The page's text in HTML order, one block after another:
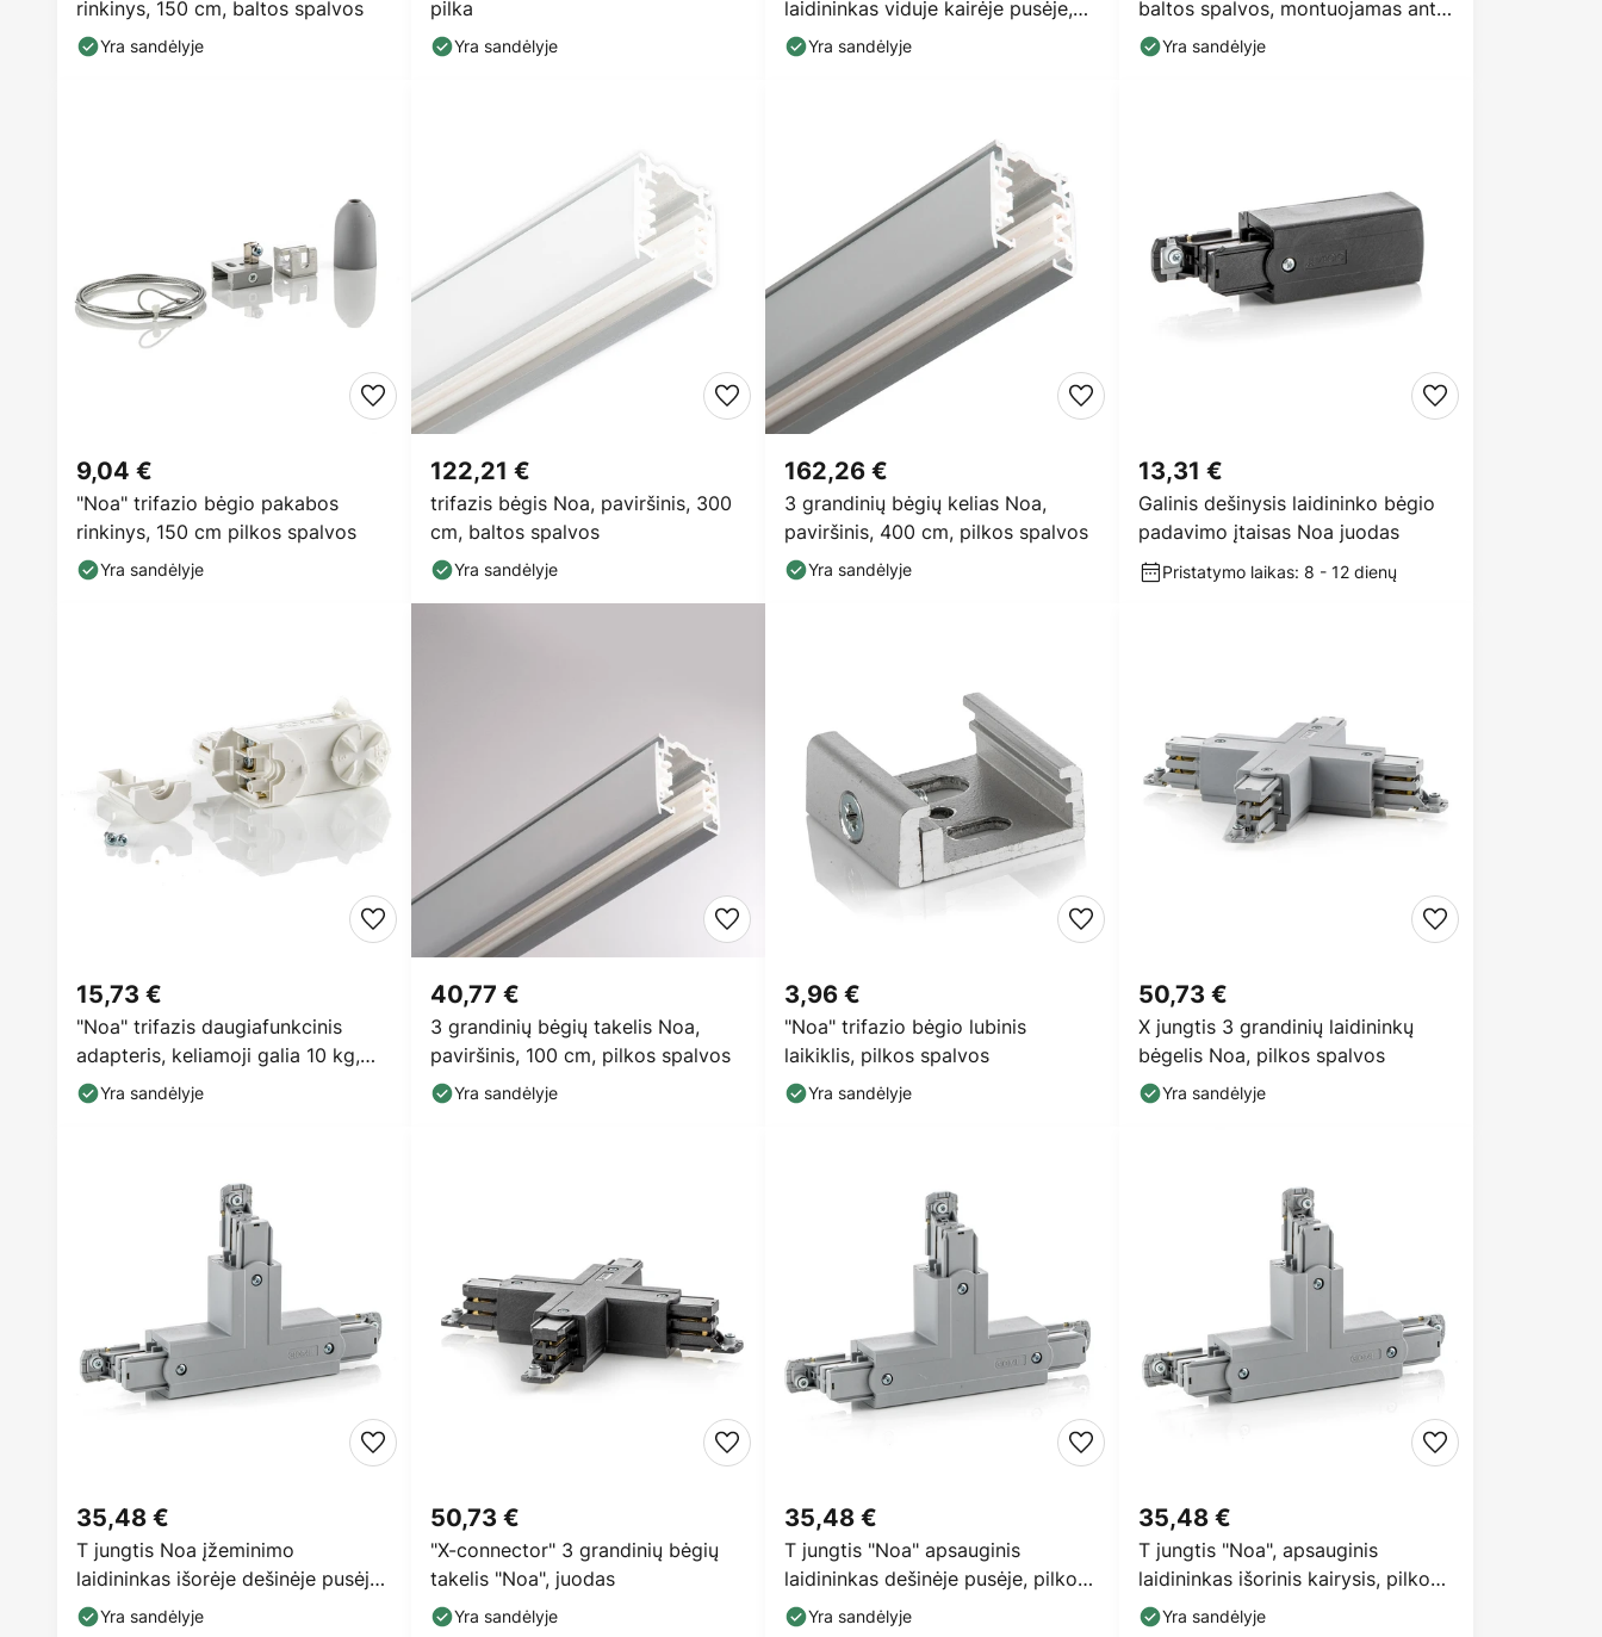
rinkinys, 150 cm, baltos spalvos
Yra sandėlyje
pilka
Yra sandėlyje
laidininkas viduje kairėje pusėje,
pilkos spalvos
Yra sandėlyje
baltos spalvos, montuojamas ant
lubųYra sandėlyje
"Noa" trifazio bėgio pakabos
rinkinys, 150 cm pilkos spalvos
9,04 €
Yra sandėlyje
trifazis bėgis Noa, paviršinis, 300
cm, baltos spalvos
122,21 €
Yra sandėlyje
3 grandinių bėgių kelias Noa,
paviršinis, 400 cm, pilkos spalvos
162,26 €
Yra sandėlyje
Galinis dešinysis laidininko bėgio
padavimo įtaisas Noa juodas
13,31 €
Pristatymo laikas: 8 - 12 dienų
"Noa" trifazis daugiafunkcinis
adapteris, keliamoji galia 10 kg,
baltos
15,73 €
Yra sandėlyje
3 grandinių bėgių takelis Noa,
paviršinis, 100 cm, pilkos spalvos
40,77 €
Yra sandėlyje
"Noa" trifazio bėgio lubinis
laikiklis, pilkos spalvos
3,96 €
Yra sandėlyje
X jungtis 3 grandinių laidininkų
bėgelis Noa, pilkos spalvos
50,73 €
Yra sandėlyje
T jungtis Noa įžeminimo
laidininkas išorėje dešinėje pusėje,
pilka
35,48 €
Yra sandėlyje
"X-connector" 3 grandinių bėgių
takelis "Noa", juodas
50,73 €
Yra sandėlyje
T jungtis "Noa" apsauginis
laidininkas dešinėje pusėje, pilkos
spalvos
35,48 €
Yra sandėlyje
T jungtis "Noa", apsauginis
laidininkas išorinis kairysis, pilkos
spalvos
35,48 €
Yra sandėlyje